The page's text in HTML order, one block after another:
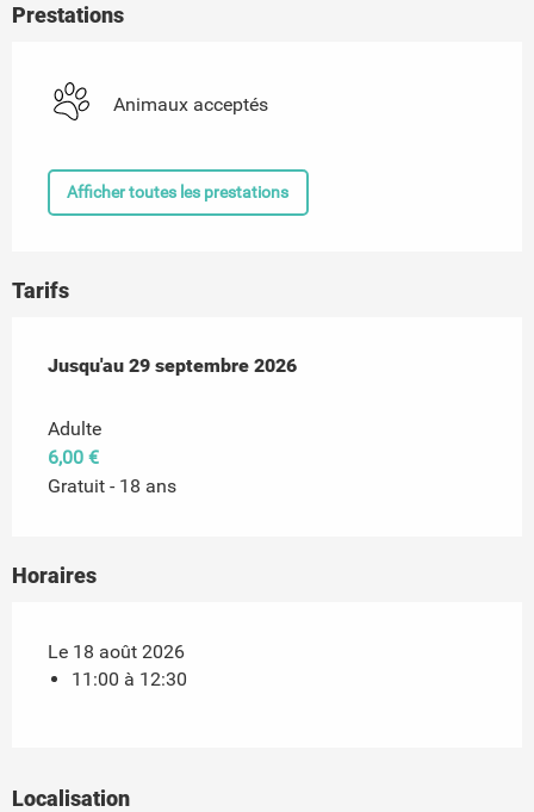
Prestations
Animaux acceptés
Afficher toutes les prestations
Tarifs
Du3 juin 2025au29 septembre 2026
Jusqu'au 29 septembre 2026
Adulte
6,00 €
Gratuit - 18 ans
Horaires
Le 18 août 2026
11:00 à 12:30
Localisation